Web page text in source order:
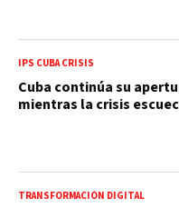
IPS CUBA CRISIS
Cuba continúa su
mientras la crisis
TRANSFORMACIÓN DIGITAL